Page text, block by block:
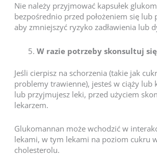
Nie należy przyjmować kapsułek
bezpośrednio przed położeniem się lub
aby zmniejszyć ryzyko zadławienia lub
W razie potrzeby skonsultuj
Jeśli cierpisz na schorzenia (takie jak
problemy trawienne), jesteś w ciąży lub
lub przyjmujesz leki, przed użyciem
lekarzem.
Glukomannan może wchodzić w
lekami, w tym lekami na poziom cukru
cholesterolu.